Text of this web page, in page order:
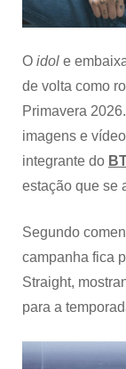
O idol e
de volta como
Primavera
imagens e
integrante do
estação que se
Segundo
campanha fica
Straight,
para a